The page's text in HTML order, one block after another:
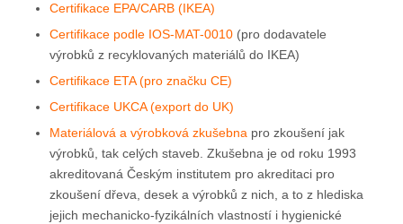
Certifikace EPA/CARB (IKEA)
Certifikace podle IOS-MAT-0010(pro dodavatele
výrobků z recyklovaných materiálů do IKEA)
Certifikace ETA (pro značku CE)
Certifikace UKCA (export do UK)
Materiálová a výrobková zkušebnapro zkoušení jak
výrobků, tak celých staveb. Zkušebna je od roku 1993
akreditovaná Českým institutem pro akreditaci pro
zkoušení dřeva, desek a výrobků z nich, a to z hlediska
jejich mechanicko-fyzikálních vlastností i hygienické